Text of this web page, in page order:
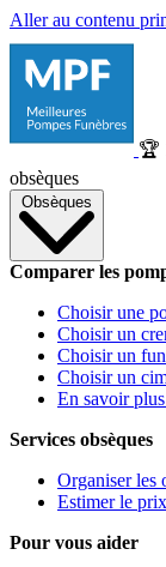
Aller au contenu
🏆
obsèques
Obsèques
Comparer les
Choisir une
Choisir un
Choisir un
Choisir un
En savoir
Services obsèques
Organiser les
Estimer le
Pour vous aider